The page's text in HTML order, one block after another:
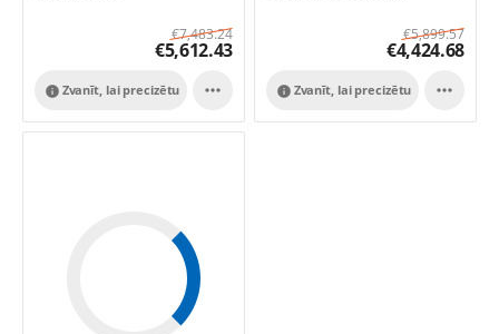
€7,483.24
€5,612.43
Zvanīt, lai precizētu
 
€5,899.57
€4,424.68
Zvanīt, lai precizētu
 